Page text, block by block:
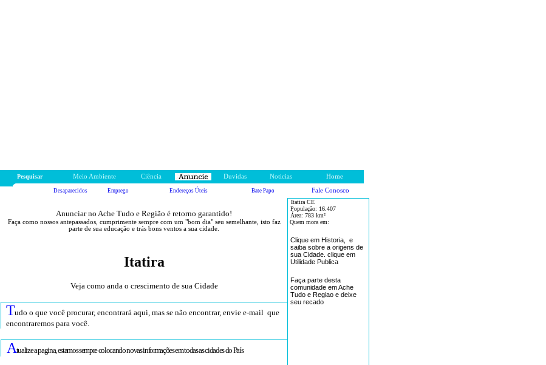
Pesquisar Meio Ambiente Ciência Duvidas Noticias Home
Desaparecidos Emprego Endereços Úteis Bate Papo Fale Conosco
Anunciar no Ache Tudo e Região é retorno garantido!
Faça como nossos antepassados, cumprimente sempre com um "bom dia" seu semelhante, isto faz
parte de sua educação e trás bons ventos a sua cidade.
Itatira
Veja como anda o crescimento de sua Cidade
Tudo o que você procurar, encontrará aqui, mas se não encontrar, envie e-mail que
encontraremos para você.
Atualize a pagina, estamos sempre colocando novas informações em todas as cidades do País
Itatira CE
População: 16.407
Área: 783 km²
Quem mora em:
Clique em Historia, e
saiba sobre a origens de
sua Cidade. clique em
Utilidade Publica
Faça parte desta
comunidade em Ache
Tudo e Regiao e deixe
seu recado